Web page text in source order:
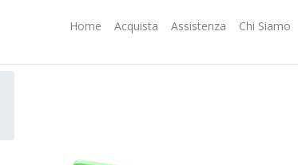
Home Acquista Assistenza Chi Siamo